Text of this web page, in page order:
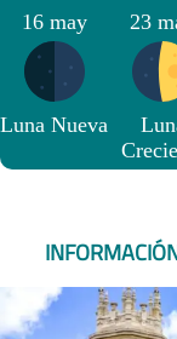
16 may
Luna Nueva
23